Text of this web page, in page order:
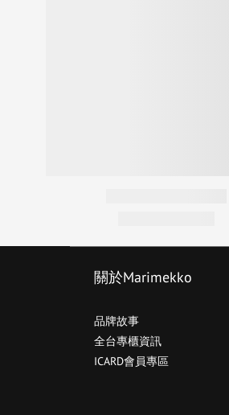
關於Marimekko
品牌故事
全台專櫃資訊
ICARD會員專區